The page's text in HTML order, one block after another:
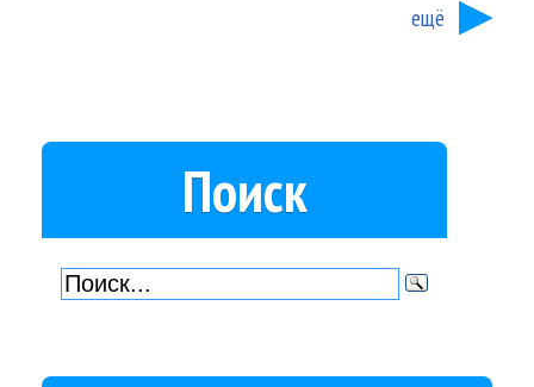
ещё
Поиск